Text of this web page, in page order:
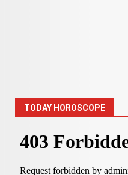
TODAY HOROSCOPE